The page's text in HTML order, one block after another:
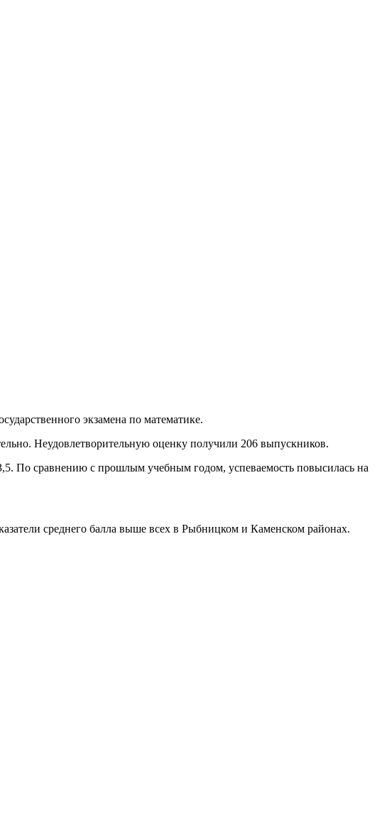
экзамена по математике.
Неудовлетворительную оценку получили 206 выпускников.
По сравнению с прошлым учебным годом, успеваемость повысилась на
среднего балла выше всех в Рыбницком и Каменском районах.